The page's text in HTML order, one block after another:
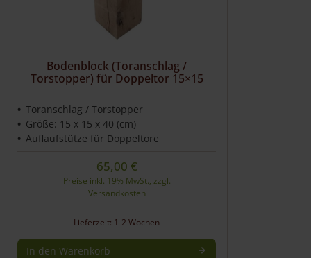
Bodenblock (Toranschlag /
Torstopper) für Doppeltor 15×15
Toranschlag / Torstopper
Größe: 15 x 15 x 40 (cm)
Auflaufstütze für Doppeltore
65,00 €
Preise inkl. 19% MwSt., zzgl.
Versandkosten
Lieferzeit: 1-2 Wochen
In den Warenkorb